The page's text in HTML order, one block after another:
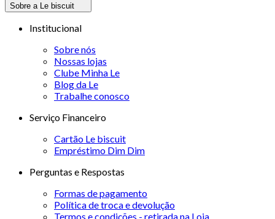
Sobre a Le biscuit
Institucional
Sobre nós
Nossas lojas
Clube Minha Le
Blog da Le
Trabalhe conosco
Serviço Financeiro
Cartão Le biscuit
Empréstimo Dim Dim
Perguntas e Respostas
Formas de pagamento
Política de troca e devolução
Termos e condições - retirada na Loja